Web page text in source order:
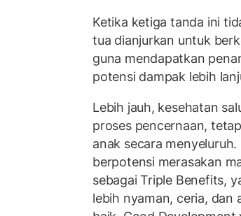
Ketika ketiga tanda ini
tua dianjurkan untuk
guna mendapatkan
potensi dampak lebih
Lebih jauh, kesehatan
proses pencernaan,
anak secara
berpotensi merasakan
sebagai Triple Benefits,
lebih nyaman, ceria,